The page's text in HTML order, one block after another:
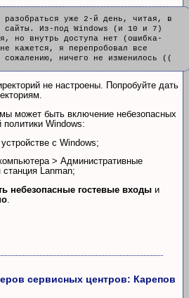
разобраться уже 2-й день, читая, в
сайты. Из-под Windows (и 10 и 7)
но внутрь доступа нет (ошибка-
кажется, я перепробовал все
ничего не изменилось ((
не настроены. Попробуйте дать
может быть включение небезопасных
политики Windows:
с Windows;
> Административные
Lanman;
небезопасные гостевые входы и
.
сервисных центров: Карепов